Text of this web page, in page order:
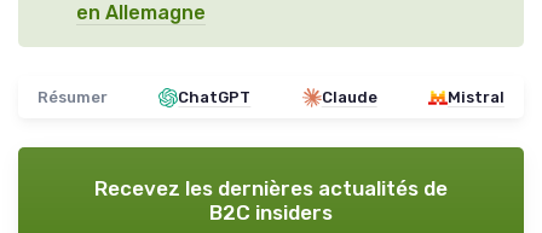
en Allemagne
Résumer ChatGPT Claude Mistral
Recevez les dernières actualités de
B2C insiders